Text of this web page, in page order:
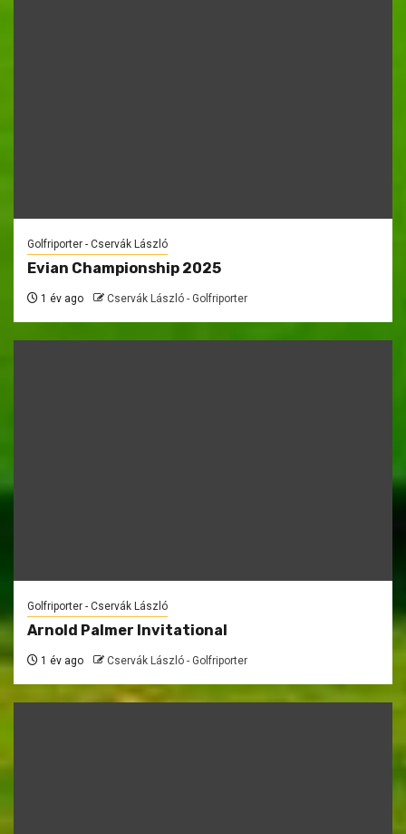
Golfriporter - Cservák László
Evian Championship 2025
1 év ago Cservák László - Golfriporter
Golfriporter - Cservák László
Arnold Palmer Invitational
1 év ago Cservák László - Golfriporter